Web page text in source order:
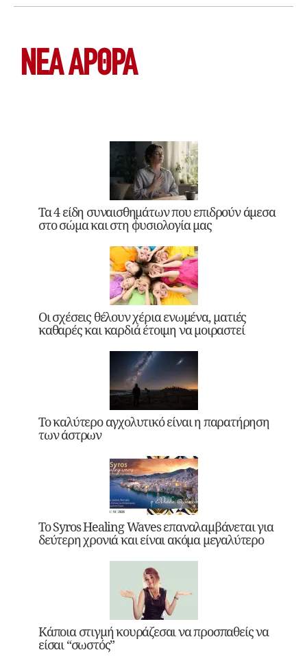
ΝΕΑ ΆΡΘΡΑ
Τα 4 είδη συναισθημάτων που επιδρούν άμεσα
στο σώμα και στη φυσιολογία μας
Οι σχέσεις θέλουν χέρια ενωμένα, ματιές
καθαρές και καρδιά έτοιμη να μοιραστεί
Το καλύτερο αγχολυτικό είναι η παρατήρηση
των άστρων
Το Syros Healing Waves επαναλαμβάνεται για
δεύτερη χρονιά και είναι ακόμα μεγαλύτερο
Κάποια στιγμή κουράζεσαι να προσπαθείς να
είσαι “σωστός”